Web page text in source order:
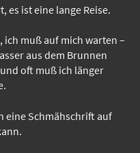
es ist eine lange Reise.
ich muß auf mich warten –
aus dem Brunnen
oft muß ich länger
eine Schmähschrift auf